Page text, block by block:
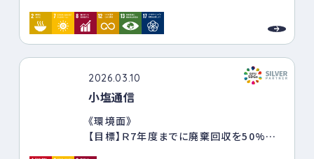
と農業）を展開し、持続可能な工場の運
営、食料生産システムの構築、安心安全な
2026.03.10
小塩通信
《環境面》
【目標】Ｒ7年度までに廃棄回収を50%増